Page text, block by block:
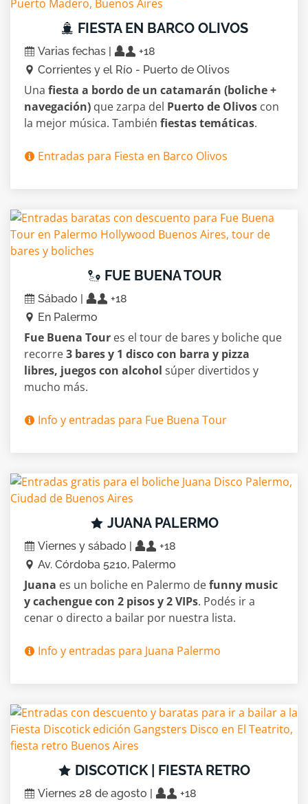
FIESTA EN BARCO OLIVOS
Varias fechas |
+18
Corrientes y el Río - Puerto de Olivos
Una fiesta a bordo de un catamarán (boliche +
navegación) que zarpa del Puerto de Olivos con
la mejor música. También fiestas temáticas.
Entradas para Fiesta en Barco Olivos
FUE BUENA TOUR
Sábado |
+18
En Palermo
Fue Buena Tour es el tour de bares y boliche que
recorre3 bares y 1 disco con barra y pizza
libres, juegos con alcohol súper divertidos y
mucho más.
Info y entradas para Fue Buena Tour
JUANA PALERMO
Viernes y sábado |
+18
Av. Córdoba 5210, Palermo
Juana es un boliche en Palermo defunny music
y cachengue con 2 pisos y 2 VIPs. Podés ir a
cenar o directo a bailar por nuestra lista.
Info y entradas para Juana Palermo
DISCOTICK | FIESTA RETRO
Viernes 28 de agosto |
+18